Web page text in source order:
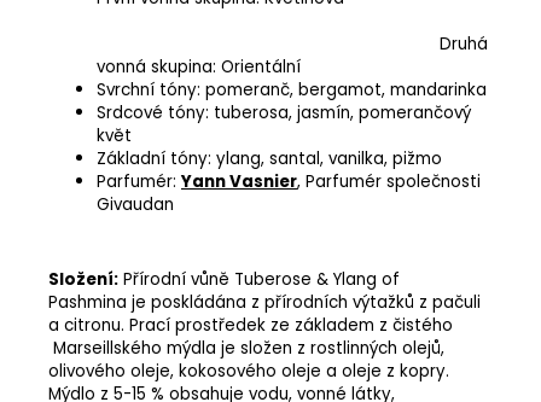
Druhá
vonná skupina: Orientální
Svrchní tóny: pomeranč, bergamot, mandarinka
Srdcové tóny: tuberosa, jasmín, pomerančový
květ
Základní tóny: ylang, santal, vanilka, pižmo
Parfumér: Yann Vasnier, Parfumér společnosti
Givaudan
Složení: Přírodní vůně Tuberose & Ylang of
Pashmina je poskládána z přírodních výtažků z pačuli
a citronu. Prací prostředek ze základem z čistého
Marseillského mýdla je složen z rostlinných olejů,
olivového oleje, kokosového oleje a oleje z kopry.
Mýdlo z 5-15 % obsahuje vodu, vonné látky,